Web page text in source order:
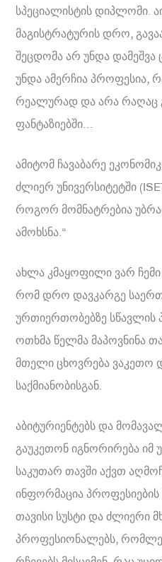
სპეციალისტის დიპლომი.
მაგისტრატურის დრო,
შეცდომა არ უნდა დამეშვა
უნდა ამერჩია პროფესია,
რეალურად და არა რაღაც
ფანტაზიებში…
ამიტომ ჩავაბარე
ძლიერ უნივერსიტეტში
როგორ მომნატრებია
ამოხსნა.“
ახლა კმაყოფილი ვარ
რომ დრო დავკარგე
ურთიერთობებზე სწავლის
ოთხმა წელმა მაპოვნინა
მთელი ცხოვრება ვაკეთო
საქმიანობისგან.
აბიტურიენტებს და
გაუკეთონ იგნორირება იმ
საკუთარ თავში აქვთ
ინფორმაცია პროფესიების
თავისი სუსტი და ძლიერი
პროფესიონალებს,